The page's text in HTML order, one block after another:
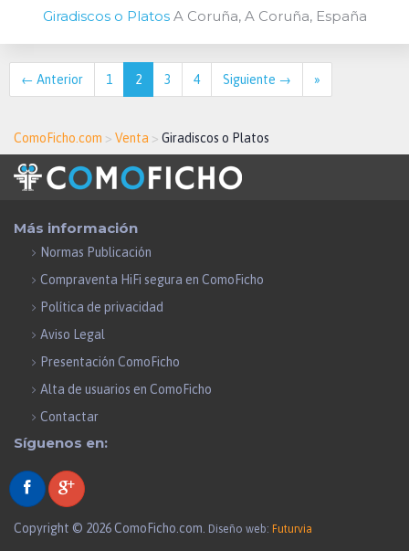
Giradiscos o Platos A Coruña, A Coruña, España
← Anterior 1 2 3 4 Siguiente → »
ComoFicho.com > Venta > Giradiscos o Platos
Más información
Normas Publicación
Compraventa HiFi segura en ComoFicho
Política de privacidad
Aviso Legal
Presentación ComoFicho
Alta de usuarios en ComoFicho
Contactar
Síguenos en:
Copyright © 2026 ComoFicho.com. Diseño web: Futurvia